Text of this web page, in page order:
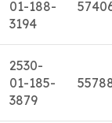
01-188-
3194
2530-
01-185-
3879